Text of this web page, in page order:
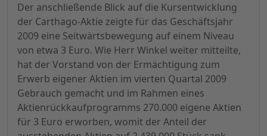
Der anschließende Blick auf die Kursentwicklung
der Carthago-Aktie zeigte für das Geschäftsjahr
2009 eine Seitwärtsbewegung auf einem Niveau
von etwa 3 Euro. Wie Herr Winkel weiter mitteilte,
hat der Vorstand von der Ermächtigung zum
Erwerb eigener Aktien im vierten Quartal 2009
Gebrauch gemacht und im Rahmen eines
Aktienrückkaufprogramms 270.000 eigene Aktien
für 3 Euro erworben, womit der Anteil der